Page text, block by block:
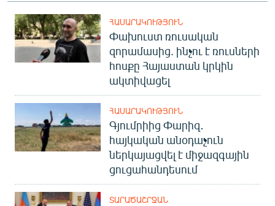
ՀԱՍԱՐԱԿՈՒԹՅՈՒՆ
Փախուստ ռուսական
զորամասից. ինչու է ռուսների
հոսքը Հայաստան կրկին
ակտիվացել
ՀԱՍԱՐԱԿՈՒԹՅՈՒՆ
Գյումրիից Փարիզ․
հայկական անօդաչուն
ներկայացվել է միջազգային
ցուցահանդեսում
ՏԱՐԱԾԱՇՐՋԱՆ